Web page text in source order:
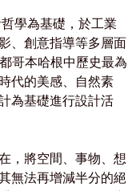
學為基礎，於工業
、創意指導等多層面
哥本哈根中歷史最為
代的美感、自然素
為基礎進行設計活
，將空間、事物、想
無法再增減半分的絕